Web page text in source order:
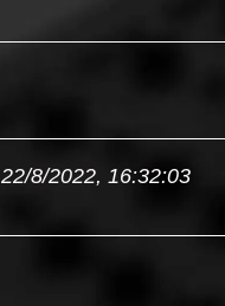
22/8/2022, 16:32:03